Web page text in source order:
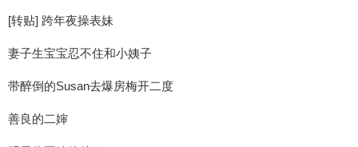
[转贴] 跨年夜操表妹
妻子生宝宝忍不住和小姨子
带醉倒的Susan去爆房梅开二度
善良的二婶